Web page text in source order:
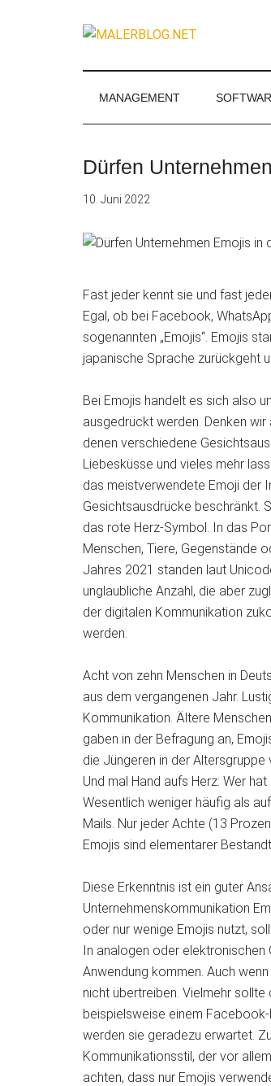
Magazin
Stuckateure
MANAGEMENT
Dürfen
10. Juni 2022
Fast jeder kennt sie und fast
Egal, ob bei Facebook,
sogenannten „Emojis“. Emojis
japanische Sprache zurückgeht
Bei Emojis handelt es sich also
ausgedrückt werden. Denken
denen verschiedene
Liebesküsse und vieles mehr
das meistverwendete Emoji der
Gesichtsausdrücke beschränkt.
das rote Herz-Symbol. In das
Menschen, Tiere, Gegenstände
Jahres 2021 standen laut
unglaubliche Anzahl, die aber
der digitalen Kommunikation
werden.
Acht von zehn Menschen in
aus dem vergangenen Jahr.
Kommunikation. Ältere
gaben in der Befragung an,
die Jüngeren in der
Und mal Hand aufs Herz: Wer
Wesentlich weniger häufig als
Mails. Nur jeder Achte (13
Emojis sind elementarer
Diese Erkenntnis ist ein guter
Unternehmenskommunikation
oder nur wenige Emojis nutzt,
In analogen oder elektronischen
Anwendung kommen. Auch
nicht übertreiben. Vielmehr
beispielsweise einem
werden sie geradezu erwartet.
Kommunikationsstil, der vor
achten, dass nur Emojis